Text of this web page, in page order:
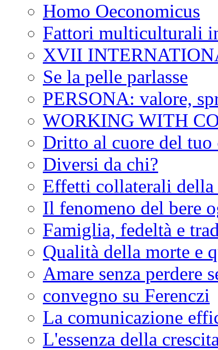
Homo Oeconomicus
Fattori multiculturali
XVII
Se la pelle parlasse
PERSONA: valore,
WORKING WITH
Dritto al cuore del tuo
Diversi da chi?
Effetti collaterali della
Il fenomeno del bere
Famiglia, fedeltà e
Qualità della morte e
Amare senza perdere
convegno su Ferenczi
La comunicazione
L'essenza della